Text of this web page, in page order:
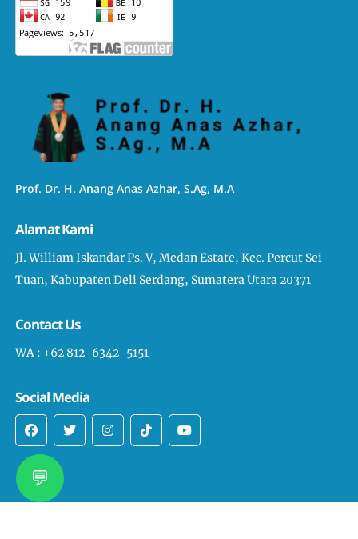
Prof. Dr. H. Anang Anas Azhar, S.Ag, M.A
💬
Alamat Kami
Jl. William Iskandar Ps. V, Medan Estate, Kec. Percut Sei
Tuan, Kabupaten Deli Serdang, Sumatera Utara 20371
Contact Us
WA : +62 812-6342-5151
Social Media